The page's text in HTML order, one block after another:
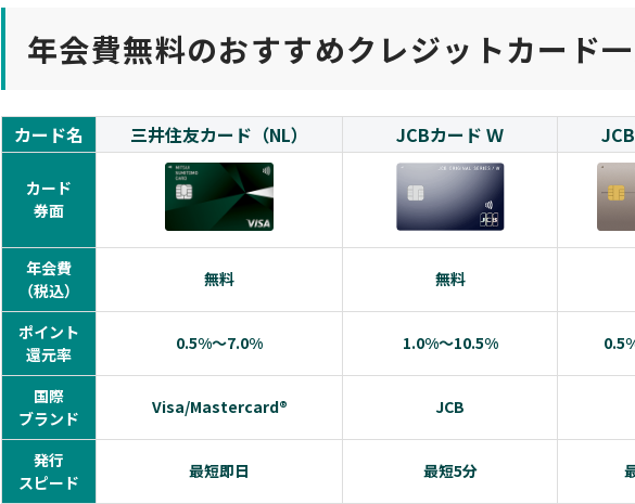
年会費無料のおすすめクレジットカード
カード名 三井住友カード（NL） JCBカード Ｗ
カード
券面
年会費
（税込）
無料 無料
ポイント
還元率
0.5%～7.0% 1.0%～10.5%
国際
ブランド
Visa/Mastercard® JCB
発行
スピード
最短即日 最短5分